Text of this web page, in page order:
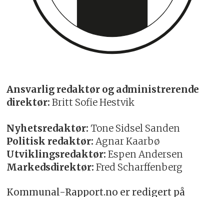
Ansvarlig redaktør og administrerende
direktør: Britt Sofie Hestvik
Nyhetsredaktør: Tone Sidsel Sanden
Politisk redaktør: Agnar Kaarbø
Utviklingsredaktør: Espen Andersen
Markedsdirektør: Fred Scharffenberg
Kommunal-Rapport.no er redigert på